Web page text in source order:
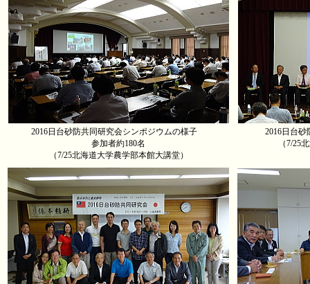
2016日台砂防共同研究会シンポジウムの様子
参加者約180名
（7/25北海道大学農学部本館大講堂）
2016日台
（7/25